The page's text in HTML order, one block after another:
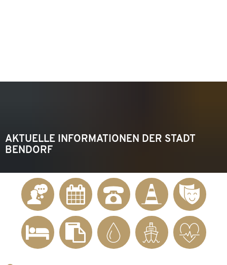
AKTUELLE INFORMATIONEN DER STADT
BENDORF